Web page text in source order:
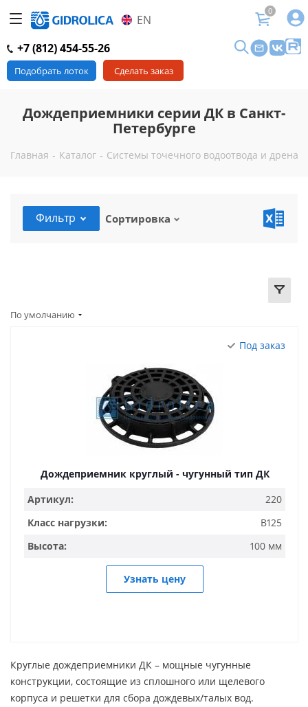
EN
0
+7 (812) 454-55-26
Подобрать лоток Сделать заказ
Дождеприемники серии ДК в Санкт-
Петербурге
Главная - Каталог - Системы точечного водоотвода и
Фильтр Сортировка
По умолчанию
Под заказ
Дождеприемник круглый - чугунный тип ДК
Артикул:
220
Класс нагрузки:
B125
Высота:
100 мм
Узнать цену
Круглые дождеприемники ДК – мощные чугунные
конструкции, состоящие из сплошного или щелевого
корпуса и решетки для сбора дождевых/талых вод.